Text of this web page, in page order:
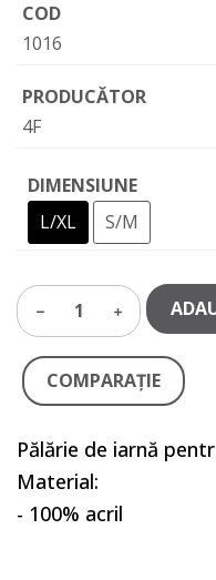
COD
1016
PRODUCĂTOR
4F
DIMENSIUNE
L/XL
S/M
1
COMPARAŢIE
Pălărie de iarnă
Material:
- 100% acril